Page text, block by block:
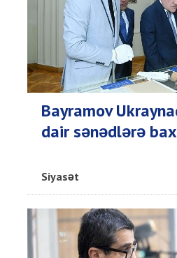
Bayramov
dair sənədlərə
Siyasət